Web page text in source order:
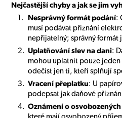
Nejčastější chyby a jak se jim
Nesprávný formát podání:
musí podávat přiznání
nepřijatelný; správný formát
Uplatňování slev na dani:
mohou uplatnit pouze
odečíst jen ti, kteří splňují
Vracení přeplatku: U
podepsat jak daňové
Oznámení o